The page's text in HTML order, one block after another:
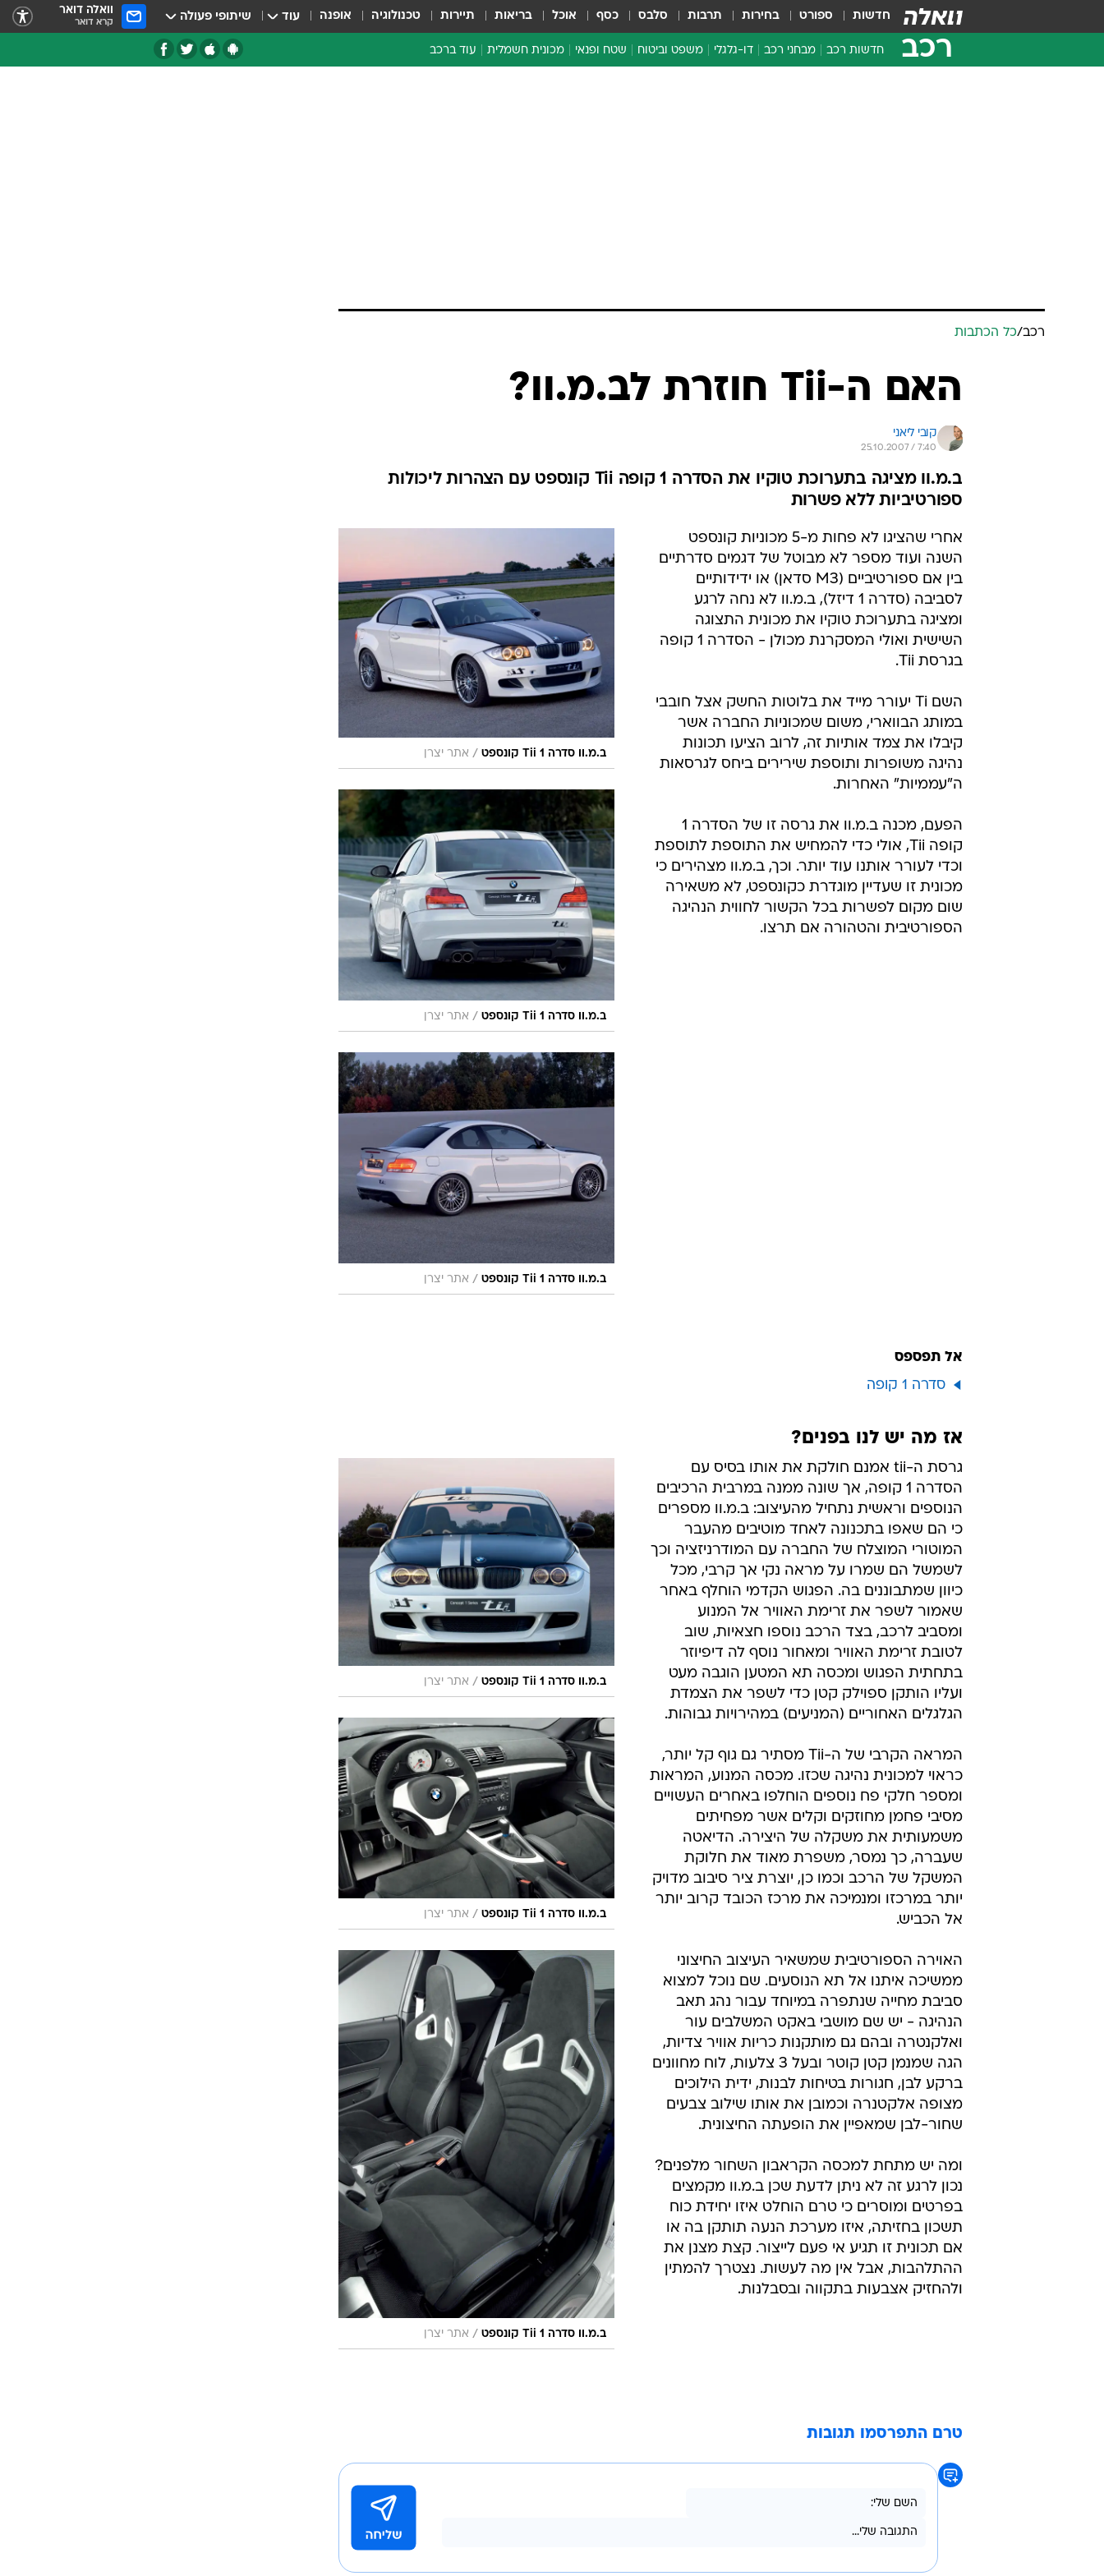
חדשות ספורט בחירות תרבות סלבס כסף אוכל בריאות תיירות טכנולוגיה אופנה עוד שיתופי פעולה וואלה דואר
קרא דואר
רכב חדשות רכב מבחני רכב דו-גלגלי משפט וביטוח שטח ופנאי מכונית חשמלית עוד ברכב
ארכיון מדורים
רכב/כל הכתבות
האם ה-Tii חוזרת לב.מ.וו?
קובי ליאני
25.10.2007 / 7:40
ב.מ.וו מציגה בתערוכת טוקיו את הסדרה 1 קופה Tii קונספט עם הצהרות ליכולות
ספורטיביות ללא פשרות
ב.מ.וו סדרה 1 Tii קונספט / אתר יצרן
ב.מ.וו סדרה 1 Tii קונספט / אתר יצרן
ב.מ.וו סדרה 1 Tii קונספט / אתר יצרן
אחרי שהציגו לא פחות מ-5 מכוניות קונספט
השנה ועוד מספר לא מבוטל של דגמים סדרתיים
בין אם ספורטיביים (M3 סדאן) או ידידותיים
לסביבה (סדרה 1 דיזל), ב.מ.וו לא נחה לרגע
ומציגה בתערוכת טוקיו את מכונית התצוגה
השישית ואולי המסקרנת מכולן - הסדרה 1 קופה
בגרסת Tii.
השם Ti יעורר מייד את בלוטות החשק אצל חובבי
במותג הבווארי, משום שמכוניות החברה אשר
קיבלו את צמד אותיות זה, לרוב הציעו תכונות
נהיגה משופרות ותוספת שירירים ביחס לגרסאות
ה"עממיות" האחרות.
הפעם, מכנה ב.מ.וו את גרסה זו של הסדרה 1
קופה Tii, אולי כדי להמחיש את התוספת לתוספת
וכדי לעורר אותנו עוד יותר. וכך, ב.מ.וו מצהירים כי
מכונית זו שעדיין מוגדרת כקונספט, לא משאירה
שום מקום לפשרות בכל הקשור לחווית הנהיגה
הספורטיבית והטהורה אם תרצו.
אל תפספס
סדרה 1 קופה
אז מה יש לנו בפנים?
ב.מ.וו סדרה 1 Tii קונספט / אתר יצרן
ב.מ.וו סדרה 1 Tii קונספט / אתר יצרן
ב.מ.וו סדרה 1 Tii קונספט / אתר יצרן
גרסת ה-tii אמנם חולקת את אותו בסיס עם
הסדרה 1 קופה, אך שונה ממנה במרבית הרכיבים
הנוספים וראשית נתחיל מהעיצוב: ב.מ.וו מספרים
כי הם שאפו בתכנונה לאחד מוטיבים מהעבר
המוטורי המוצלח של החברה עם המודרניזציה וכך
לשמשל הם שמרו על מראה נקי אך קרבי, מכל
כיוון שמתבוננים בה. הפגוש הקדמי הוחלף באחר
שאמור לשפר את זרימת האוויר אל המנוע
ומסביב לרכב, בצד הרכב נוספו חצאיות, שוב
לטובת זרימת האוויר ומאחור נוסף לה דיפיוזר
בתחתית הפגוש ומכסה תא המטען הוגבה מעט
ועליו הותקן ספוילק קטן כדי לשפר את הצמדת
הגלגלים האחוריים (המניעים) במהירויות גבוהות.
המראה הקרבי של ה-Tii מסתיר גם גוף קל יותר,
כראוי למכונית נהיגה שכזו. מכסה המנוע, המראות
ומספר חלקי פח נוספים הוחלפו באחרים העשויים
מסיבי פחמן מחוזקים וקלים אשר מפחיתים
משמעותית את משקלה של היצירה. הדיאטה
שעברה, כך נמסר, משפרת מאוד את חלוקת
המשקל של הרכב וכמו כן, יוצרת ציר סיבוב מדויק
יותר במרכזו ומנמיכה את מרכז הכובד קרוב יותר
אל הכביש.
האוירה הספורטיבית שמשאיר העיצוב החיצוני
ממשיכה איתנו אל תא הנוסעים. שם נוכל למצוא
סביבת מחייה שנתפרה במיוחד עבור נהג תאב
הנהיגה - יש שם מושבי באקט המשלבים עור
ואלקנטרה ובהם גם מותקנות כריות אוויר צדיות,
הגה שמנמן קטן קוטר ובעל 3 צלעות, לוח מחוונים
ברקע לבן, חגורות בטיחות לבנות, ידית הילוכים
מצופה אלקטנרה וכמובן את אותו שילוב צבעים
שחור-לבן שמאפיין את הופעתה החיצונית.
ומה יש מתחת למכסה הקראבון השחור מלפנים?
נכון לרגע זה לא ניתן לדעת שכן ב.מ.וו מקמצים
בפרטים ומוסרים כי טרם הוחלט איזו יחידת כוח
תשכון בחזיתה, איזו מערכת הנעה תותקן בה או
אם תכונית זו תגיע אי פעם לייצור. קצת מצנן את
ההתלהבות, אבל אין מה לעשות. נצטרך להמתין
ולהחזיק אצבעות בתקווה ובסבלנות.
טרם התפרסמו תגובות